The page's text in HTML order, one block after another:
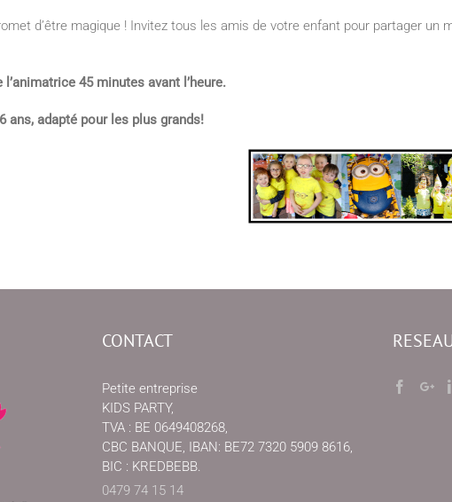
d’être magique ! Invitez tous les amis de votre enfant pour partager
l’animatrice 45 minutes avant l’heure.
ans, adapté pour les plus grands!
CONTACT
Petite entreprise
KIDS PARTY,
TVA : BE 0649408268,
CBC BANQUE, IBAN: BE72 7320 5909 8616,
BIC : KREDBEBB.
0479 74 15 14